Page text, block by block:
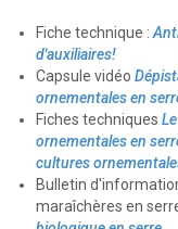
Fiche technique :
d'auxiliaires!
Capsule vidéo
ornementales en
Fiches techniques
ornementales en
cultures
Bulletin
maraîchères en